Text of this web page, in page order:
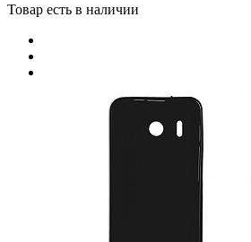
Товар есть в наличии